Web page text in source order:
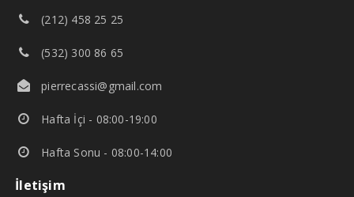
(212) 458 25 25
(532) 300 86 65
pierrecassi@gmail.com
Hafta İçi - 08:00-19:00
Hafta Sonu - 08:00-14:00
İletişim